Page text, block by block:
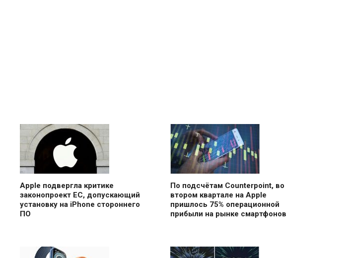
Apple подвергла критике
законопроект ЕС, допускающий
установку на iPhone стороннего
ПО
По подсчётам Counterpoint, во
втором квартале на Apple
пришлось 75% операционной
прибыли на рынке смартфонов